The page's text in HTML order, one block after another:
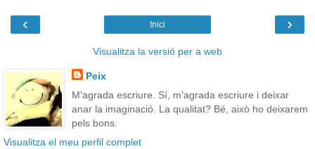
‹ ›
Inici
Visualitza la versió per a web
Peix
M'agrada escriure. Sí, m'agrada escriure i deixar
anar la imaginació. La qualitat? Bé, això ho deixarem
pels bons.
Visualitza el meu perfil complet